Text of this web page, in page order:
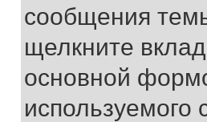
сообщения
щелкните
основной
используемого